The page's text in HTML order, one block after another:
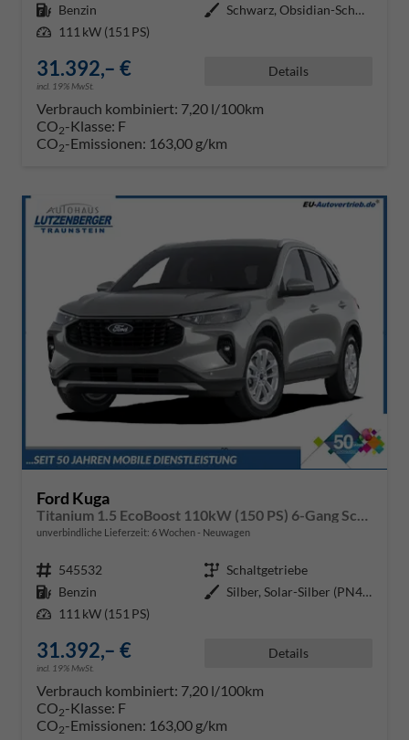
Kraftstoff Benzin Außenfarbe
Schwarz, Obsidian-Schwarz Metall
Leistung 111 kW (151 PS)
31.392,– €
incl. 19% MwSt.
Details
Verbrauch kombiniert: 7,20 l/100km
CO2-Klasse: F
CO2-Emissionen: 163,00 g/km
Ford Kuga
unverbindliche Lieferzeit: 6 Wochen Neuwagen
Fahrzeugnr. 545532 Getriebe Schaltgetriebe
Kraftstoff Benzin Außenfarbe
Silber, Solar-Silber (PN4HS0)
Leistung 111 kW (151 PS)
31.392,– €
incl. 19% MwSt.
Details
Verbrauch kombiniert: 7,20 l/100km
CO2-Klasse: F
CO2-Emissionen: 163,00 g/km